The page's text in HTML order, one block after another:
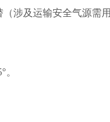
涉及运输安全气源需